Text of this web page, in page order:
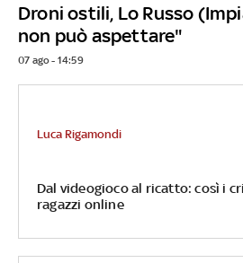
Droni ostili, Lo Russo
non può aspettare"
07 ago - 14:59
Dal videogioco al ricatto: così i
ragazzi online
Luca Rigamondi